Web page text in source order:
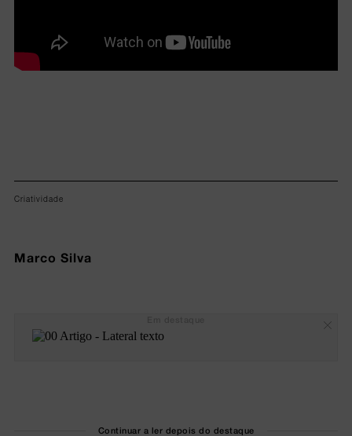
Criatividade
Marco Silva
Continuar a ler depois do destaque